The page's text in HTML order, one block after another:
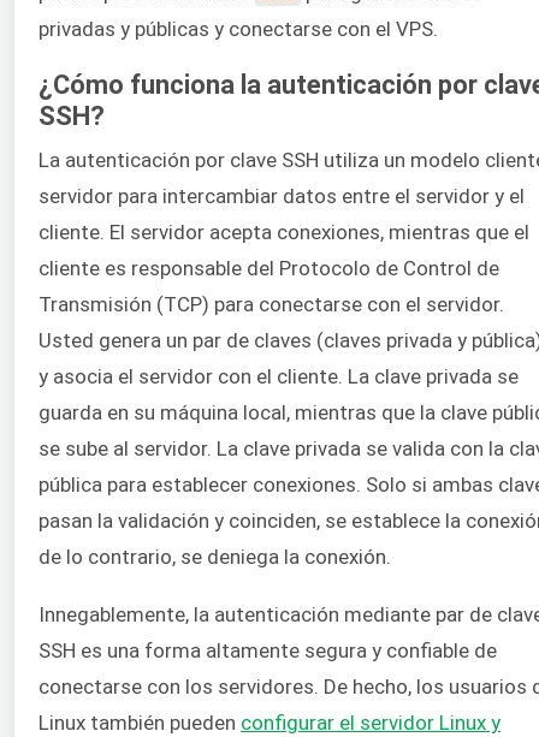
privadas y públicas y conectarse con el VPS.
¿Cómo funciona la autenticación por
SSH?
La autenticación por clave SSH utiliza un modelo
servidor para intercambiar datos entre el servidor y el
cliente. El servidor acepta conexiones, mientras que el
cliente es responsable del Protocolo de Control de
Transmisión (TCP) para conectarse con el servidor.
Usted genera un par de claves (claves privada y
y asocia el servidor con el cliente. La clave privada se
guarda en su máquina local, mientras que la clave
se sube al servidor. La clave privada se valida con la
pública para establecer conexiones. Solo si ambas
pasan la validación y coinciden, se establece la
de lo contrario, se deniega la conexión.
Innegablemente, la autenticación mediante par de
SSH es una forma altamente segura y confiable de
conectarse con los servidores. De hecho, los usuarios
Linux también pueden configurar el servidor Linux y